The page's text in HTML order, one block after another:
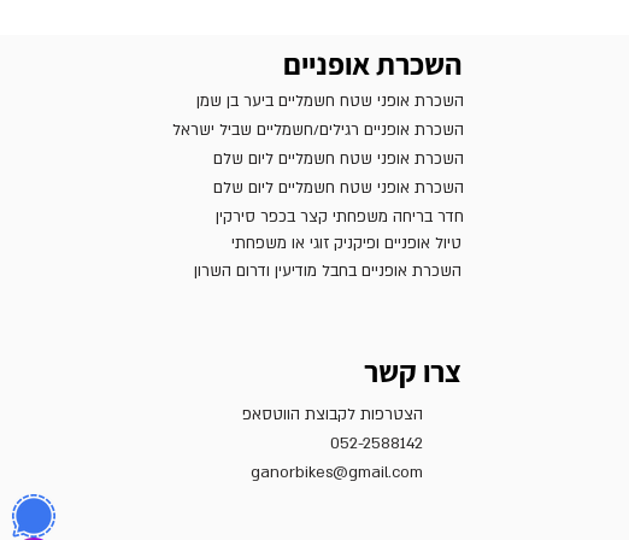
השכרת אופניים
השכרת אופני שטח חשמליים ביער בן שמן
השכרת אופניים רגילים/חשמליים שביל ישראל
השכרת אופני שטח חשמליים ליום שלם
השכרת אופני שטח חשמליים ליום שלם
חדר בריחה משפחתי קצר בכפר סירקין
טיול אופניים ופיקניק זוגי או משפחתי
השכרת אופניים בחבל מודיעין ודרום השרון
צרו קשר
הצטרפות לקבוצת הווטסאפ
052-2588142
ganorbikes@gmail.com